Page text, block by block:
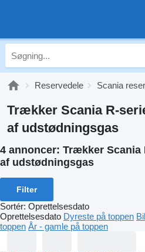
Reservedele Scania
Trækker Scania R-
af udstødningsgas
4 annoncer: Trækker Scania
af udstødningsgas
Filter
Sortér: Oprettelsesdato
Oprettelsesdato Dyreste på toppen
toppen År - gamle på toppen